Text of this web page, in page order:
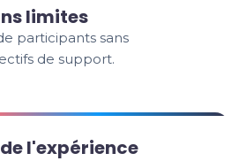
limites
participants sans
de support.
l'expérience